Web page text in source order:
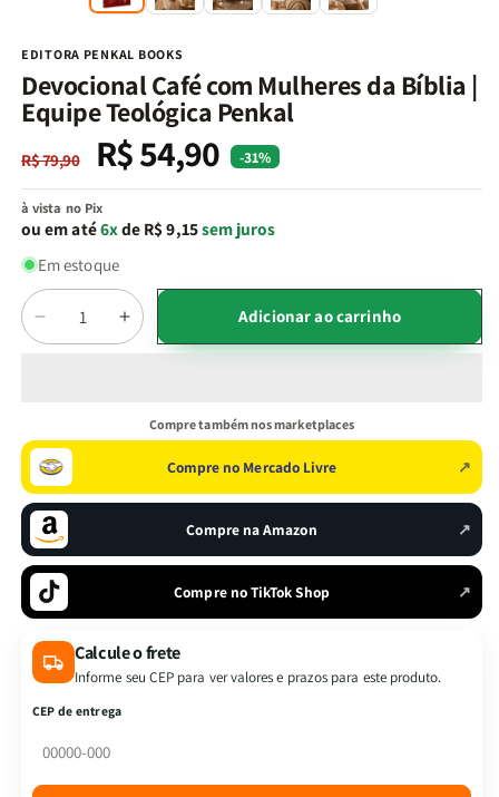
EDITORA PENKAL BOOKS
Devocional Café com Mulheres da Bíblia |
Equipe Teológica Penkal
Preço
normal
R$ 79,90
Preço
promocional
R$ 54,90 -31%
à vista no Pix
ou em até6xde R$ 9,15sem juros
Em estoque
Quantidade
Diminuir
a
Café
com
Mulheres
da
Bíblia
|
Equipe
Teológica
Aumentar
a
Devocional
Café
Mulheres
|
Equipe
Teológica
Adicionar ao carrinho
Compre também nos marketplaces
Compre no Mercado Livre ↗
Compre na Amazon ↗
Compre no TikTok Shop ↗
Calcule o frete
Informe seu CEP para ver valores e prazos para este produto.
CEP de entrega